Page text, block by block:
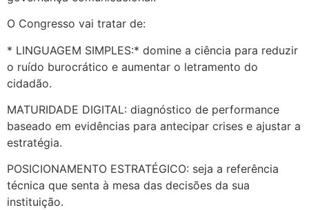
O Congresso vai tratar de:
* LINGUAGEM SIMPLES:* domine a ciência para reduzir
o ruído burocrático e aumentar o letramento do
cidadão.
MATURIDADE DIGITAL: diagnóstico de performance
baseado em evidências para antecipar crises e ajustar a
estratégia.
POSICIONAMENTO ESTRATÉGICO: seja a referência
técnica que senta à mesa das decisões da sua
instituição.